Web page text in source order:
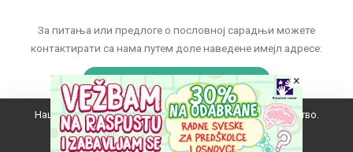
За питања или предлоге о пословној сарадњи можете
контактирати са нама путем доле наведене имејл адресе:
marketing@zelenaucionica.com
© 2011-2024 Copyright by Zelena učionica. All Rights reserved.
Наш вебсајт користи колачиће да побољша ваше искуство.
Прихватам
×